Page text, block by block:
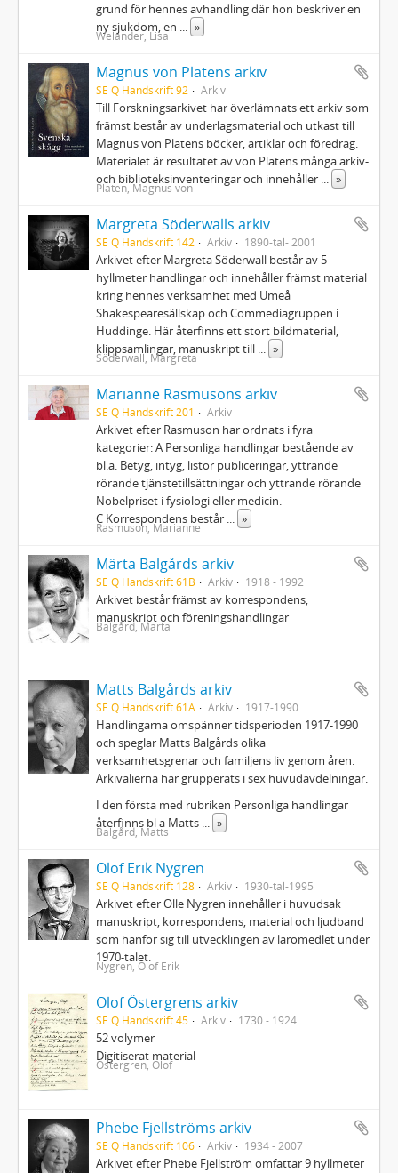
grund för hennes avhandling där hon beskriver en
ny sjukdom, en ... »
Welander, Lisa
Magnus von Platens arkiv
SE Q Handskrift 92 Arkiv
Till Forskningsarkivet har överlämnats ett arkiv som
främst består av underlagsmaterial och utkast till
Magnus von Platens böcker, artiklar och föredrag.
Materialet är resultatet av von Platens många arkiv-
och biblioteksinventeringar och innehåller ... »
Platen, Magnus von
Margreta Söderwalls arkiv
SE Q Handskrift 142 Arkiv 1890-tal- 2001
Arkivet efter Margreta Söderwall består av 5
hyllmeter handlingar och innehåller främst material
kring hennes verksamhet med Umeå
Shakespearesällskap och Commediagruppen i
Huddinge. Här återfinns ett stort bildmaterial,
klippsamlingar, manuskript till ... »
Söderwall, Margreta
Marianne Rasmusons arkiv
SE Q Handskrift 201 Arkiv
Arkivet efter Rasmuson har ordnats i fyra
kategorier: A Personliga handlingar bestående av
bl.a. Betyg, intyg, listor publiceringar, yttrande
rörande tjänstetillsättningar och yttrande rörande
Nobelpriset i fysiologi eller medicin.
C Korrespondens består ... »
Rasmuson, Marianne
Märta Balgårds arkiv
SE Q Handskrift 61B Arkiv 1918 - 1992
Arkivet består främst av korrespondens,
manuskript och föreningshandlingar
Balgård, Märta
Matts Balgårds arkiv
SE Q Handskrift 61A Arkiv 1917-1990
Handlingarna omspänner tidsperioden 1917-1990
och speglar Matts Balgårds olika
verksamhetsgrenar och familjens liv genom åren.
Arkivalierna har grupperats i sex huvudavdelningar.
I den första med rubriken Personliga handlingar
återfinns bl a Matts ... »
Balgård, Matts
Olof Erik Nygren
SE Q Handskrift 128 Arkiv 1930-tal-1995
Arkivet efter Olle Nygren innehåller i huvudsak
manuskript, korrespondens, material och ljudband
som hänför sig till utvecklingen av läromedlet under
1970‐talet.
Nygren, Olof Erik
Olof Östergrens arkiv
SE Q Handskrift 45 Arkiv 1730 - 1924
52 volymer
Digitiserat material
Östergren, Olof
Phebe Fjellströms arkiv
SE Q Handskrift 106 Arkiv 1934 - 2007
Arkivet efter Phebe Fjellström omfattar 9 hyllmeter